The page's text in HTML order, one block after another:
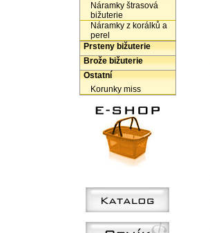
Náramky štrasová
bižuterie
Náramky z korálků a
perel
Prsteny bižuterie
Brože bižuterie
Ostatní
Korunky miss